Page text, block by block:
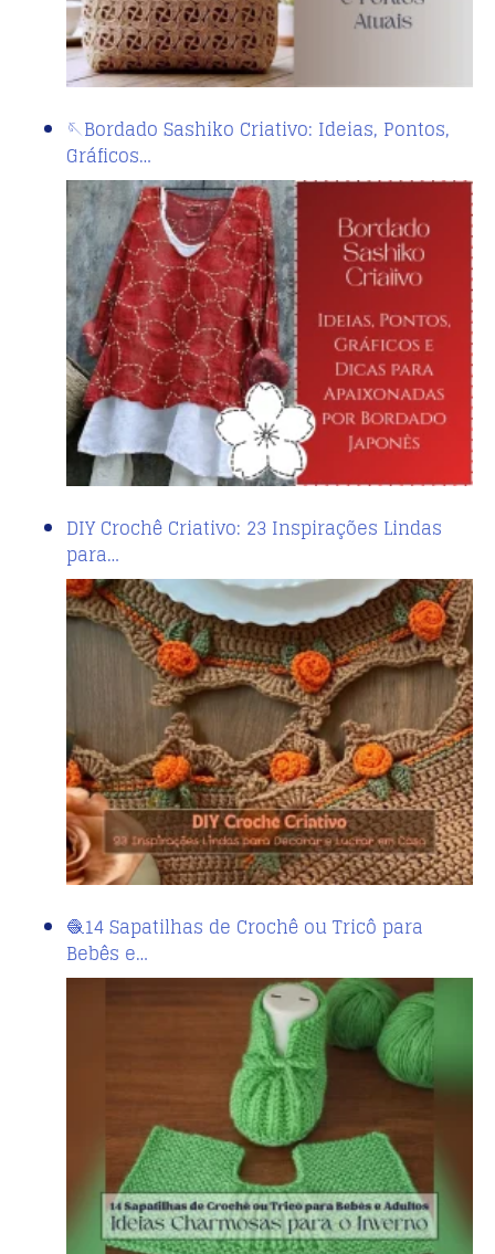
🪡Bordado Sashiko Criativo: Ideias, Pontos,
Gráficos…
DIY Crochê Criativo: 23 Inspirações Lindas
para…
🧶14 Sapatilhas de Crochê ou Tricô para
Bebês e…